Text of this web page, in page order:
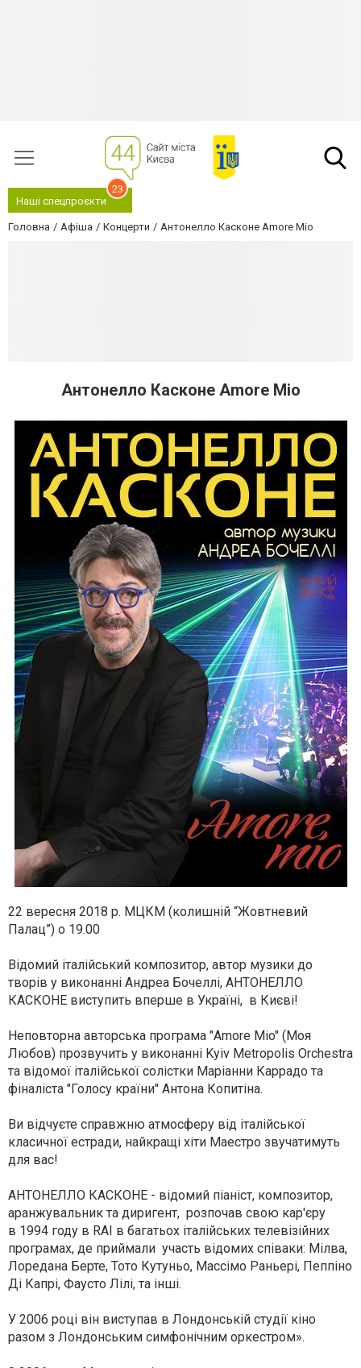
Наші спецпроєкти
23
Головна Афіша Концерти Антонелло Касконе Amore Mio
Антонелло Касконе Amore Mio
22 вересня 2018 р. МЦКМ (колишній “Жовтневий
Палац”) о 19.00
Відомий італійський композитор, автор музики до
творів у виконанні Андреа Бочеллі, АНТОНЕЛЛО
КАСКОНЕ виступить вперше в Україні, в Києві!
Неповторна авторська програма "Amore Mio" (Моя
Любов) прозвучить у виконанні Kyiv Metropolis Orchestra
та відомої італійської солістки Маріанни Каррадо та
фіналіста "Голосу країни" Антона Копитіна.
Ви відчуєте справжню атмосферу від італійської
класичної естради, найкращі хіти Маестро звучатимуть
для вас!
АНТОНЕЛЛО КАСКОНЕ - відомий піаніст, композитор,
аранжувальник та диригент, розпочав свою кар'єру
в 1994 году в RAI в багатьох італійських телевізійних
програмах, де приймали участь відомих співаки: Мілва,
Лоредана Берте, Тото Кутуньо, Массімо Раньері, Пеппіно
Ді Капрі, Фаусто Лілі, та інші.
У 2006 році він виступав в Лондонській студії кіно
разом з Лондонським симфонічним оркестром».